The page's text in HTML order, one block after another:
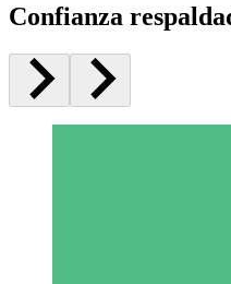
Confianza